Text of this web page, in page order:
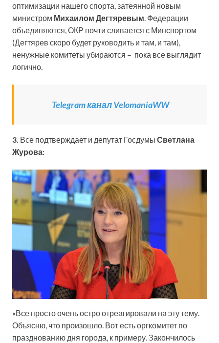
оптимизации нашего спорта, затеянной новым
министром Михаилом Дегтяревым. Федерации
объединяются, ОКР почти сливается с Минспортом
(Дегтярев скоро будет руководить и там, и там),
ненужные комитеты убираются – пока все выглядит
логично.
Telegram канал VelomaniaWW
3. Все подтверждает и депутат Госдумы Светлана
Журова:
«Все просто очень остро отреагировали на эту тему.
Объясню, что произошло. Вот есть оргкомитет по
празднованию дня города, к примеру. Закончилось